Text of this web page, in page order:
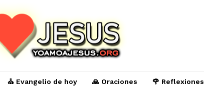
⛪ Evangelio de hoy 🙏 Oraciones 🌹 Reflexiones